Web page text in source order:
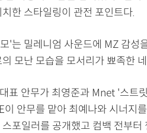
한 스타일링이 관전 포인트다.
'는 밀레니엄 사운드에 MZ 감성
모난 모습을 모서리가 뾰족한
표 안무가 최영준과 Mnet '스트
이 안무를 맡아 최예나와 시너지
포일러를 공개했고 컴백 전부